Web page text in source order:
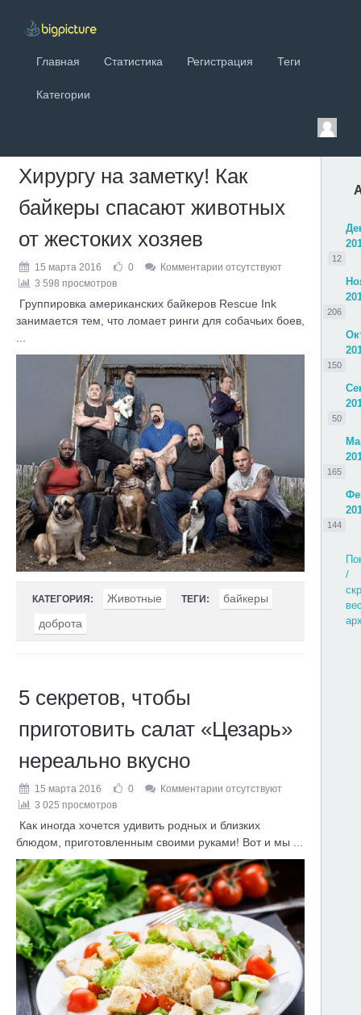
Главная Статистика Регистрация Теги
Категории
12
206
150
50
165
144
/
Хирургу на заметку! Как
байкеры спасают животных
от жестоких хозяев
15 марта 2016 0
Комментарии отсутствуют
3 598 просмотров
Группировка американских байкеров Rescue Ink
занимается тем, что ломает ринги для собачьих боев,
КАТЕГОРИЯ: Животные ТЕГИ:
байкеры
доброта
5 секретов, чтобы
приготовить салат «Цезарь»
нереально вкусно
15 марта 2016 0
Комментарии отсутствуют
3 025 просмотров
Как иногда хочется удивить родных и близких
блюдом, приготовленным своими руками! Вот и мы ...